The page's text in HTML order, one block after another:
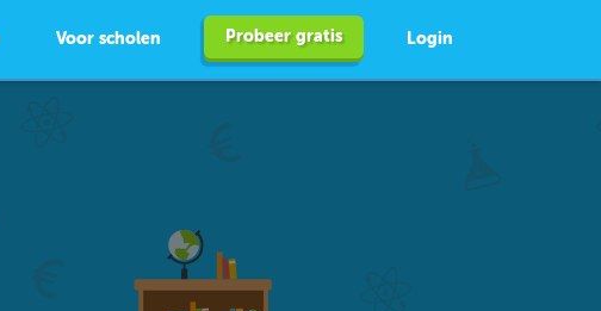
Voor scholen Probeer gratis Login